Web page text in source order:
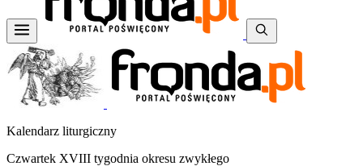
Kalendarz liturgiczny
Czwartek XVIII tygodnia okresu zwykłego